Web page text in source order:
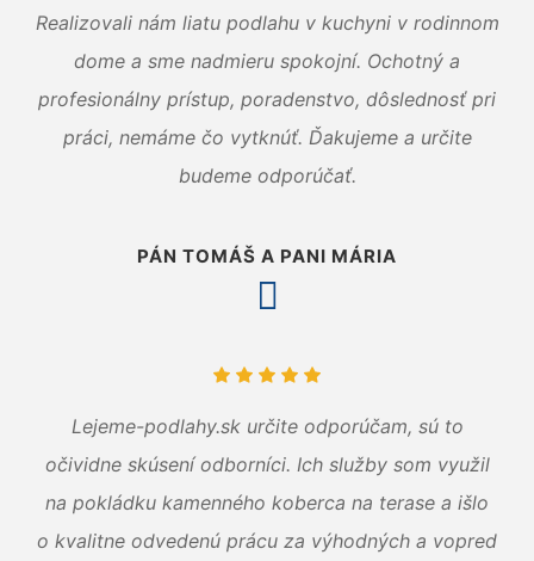
Realizovali nám liatu podlahu v kuchyni v rodinnom
dome a sme nadmieru spokojní. Ochotný a
profesionálny prístup, poradenstvo, dôslednosť pri
práci, nemáme čo vytknúť. Ďakujeme a určite
budeme odporúčať.
PÁN TOMÁŠ A PANI MÁRIA
Lejeme-podlahy.sk určite odporúčam, sú to
očividne skúsení odborníci. Ich služby som využil
na pokládku kamenného koberca na terase a išlo
o kvalitne odvedenú prácu za výhodných a vopred